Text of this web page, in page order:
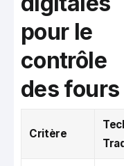
pour le
contrôle
des fours
Critère